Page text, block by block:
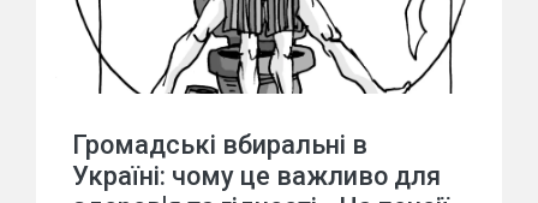
Громадські вбиральні в
Україні: чому це важливо для